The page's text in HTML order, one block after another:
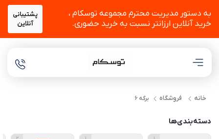
به دستور مدیریت محترم مجموعه توسکام ،
خرید آنلاین ارزانتر نسبت به خرید حضوری.
پشتیبانی
آنلاین
خانه فروشگاه برگه 6
دسته‌بندی‌ها